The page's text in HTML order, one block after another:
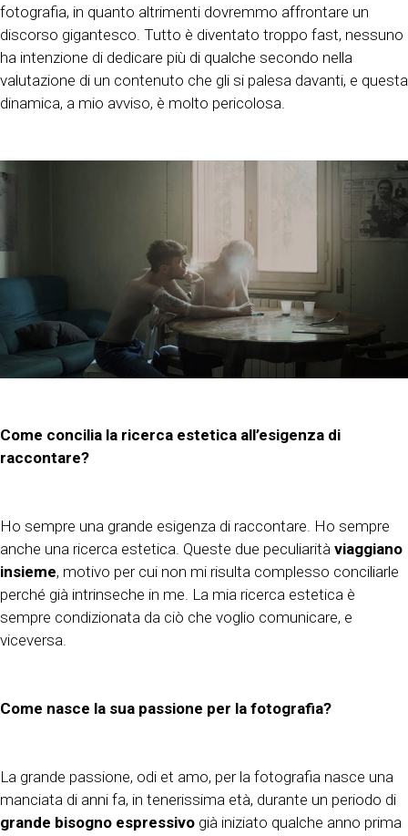
fotografia, in quanto altrimenti dovremmo affrontare un
discorso gigantesco. Tutto è diventato troppo fast, nessuno
ha intenzione di dedicare più di qualche secondo nella
valutazione di un contenuto che gli si palesa davanti, e questa
dinamica, a mio avviso, è molto pericolosa.
Come concilia la ricerca estetica all’esigenza di
raccontare?
Ho sempre una grande esigenza di raccontare. Ho sempre
anche una ricerca estetica. Queste due peculiarità viaggiano
insieme, motivo per cui non mi risulta complesso conciliarle
perché già intrinseche in me. La mia ricerca estetica è
sempre condizionata da ciò che voglio comunicare, e
viceversa.
Come nasce la sua passione per la fotografia?
La grande passione, odi et amo, per la fotografia nasce una
manciata di anni fa, in tenerissima età, durante un periodo di
grande bisogno espressivo già iniziato qualche anno prima